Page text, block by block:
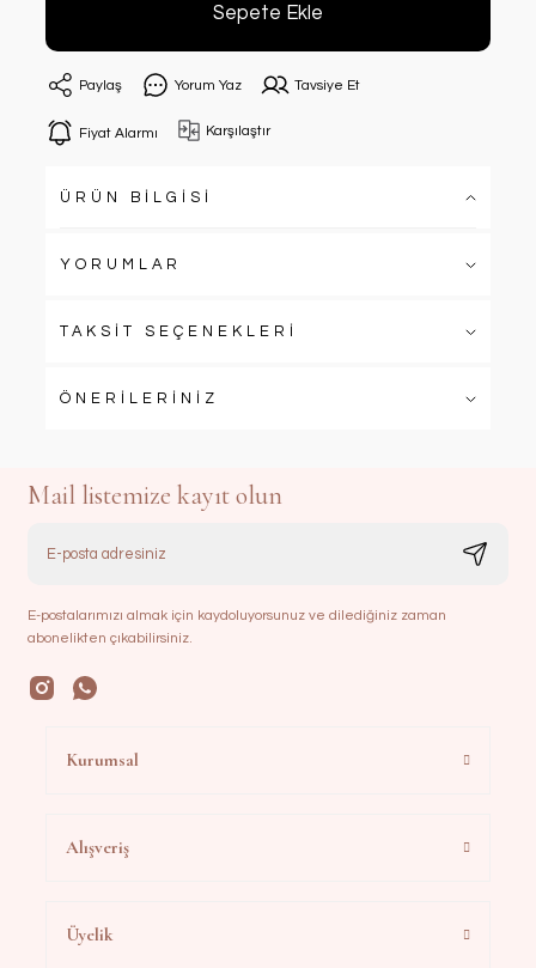
Sepete Ekle
Paylaş Yorum Yaz Tavsiye Et
Fiyat Alarmı Karşılaştır
ÜRÜN BİLGİSİ
YORUMLAR
TAKSİT SEÇENEKLERİ
ÖNERİLERİNİZ
Mail listemize kayıt olun
E-postalarımızı almak için kaydoluyorsunuz ve dilediğiniz zaman
abonelikten çıkabilirsiniz.
Kurumsal
Alışveriş
Üyelik